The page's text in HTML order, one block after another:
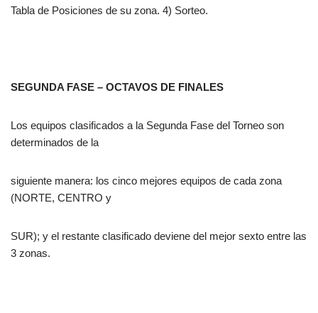
Tabla de Posiciones de su zona. 4) Sorteo.
SEGUNDA FASE – OCTAVOS DE FINALES
Los equipos clasificados a la Segunda Fase del Torneo son
determinados de la
siguiente manera: los cinco mejores equipos de cada zona
(NORTE, CENTRO y
SUR); y el restante clasificado deviene del mejor sexto entre las
3 zonas.